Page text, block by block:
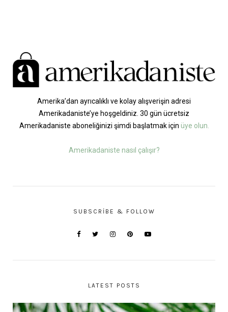
Amerika’dan ayrıcalıklı ve kolay alışverişin adresi
Amerikadaniste’ye hoşgeldiniz. 30 gün ücretsiz
Amerikadaniste aboneliğinizi şimdi başlatmak için üye olun.
Amerikadaniste nasıl çalışır?
SUBSCRIBE & FOLLOW
LATEST POSTS